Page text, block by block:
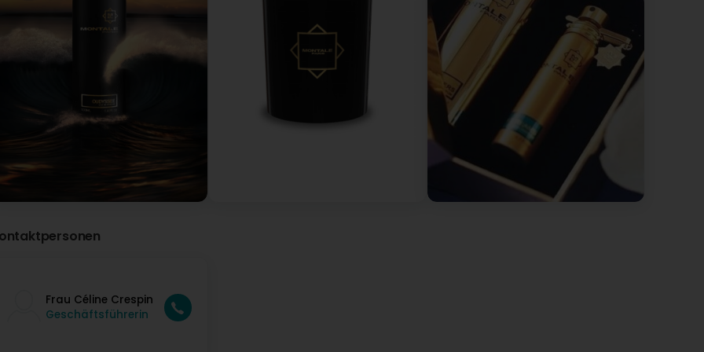
Montale & Mancera Parfums Luxembourg
vor 7 Tag(en)
Bonjour, Nous sommes sincèrement désolés que notre façon de vous conseiller ne vous ait pas convenu.
En haute parfumerie, faire sentir un nombre illimité de fragrances n'apporte pas une meilleure
expérience. Au-delà de quelques essais, le nez sature et il devient impossible d'apprécier les parfums
avec justesse. Notre rôle est justement d'accompagner nos clients afin qu'ils puissent faire un choix
éclairé. Nous regrettons que cette démarche professionnelle ait été perçue autrement et vous
souhaitons une bonne continuation.
(Translated by Google) As a long-time customer of this brand (particularly on the Champs-Élysées), I was very
lived in Luxembourg for years, this experience has put me off, and I'm not sure I'll return. (Original) Cliente de
Montale & Mancera Parfums Luxembourg
Frau Céline Crespin
Geschäftsführerin